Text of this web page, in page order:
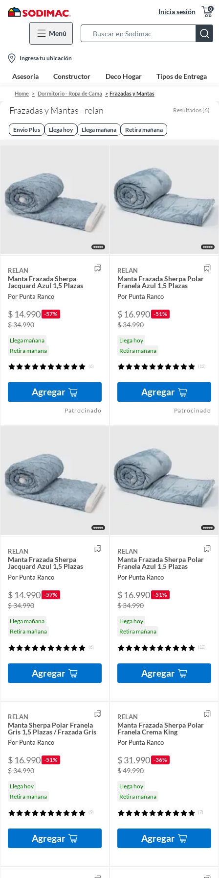
Inicia sesión 0
Menú
Bar
location-
icon
Ingresa tu ubicación
Asesoría Constructor Deco Hogar Tipos de Entrega
Home Dormitorio - Ropa de Cama Frazadas y Mantas
Frazadas y Mantas - relan Resultados (6)
Envio Plus Llega hoy Llega mañana Retira mañana
RELAN
Manta Frazada Sherpa
Jacquard Azul 1,5 Plazas
Por Punta Ranco
$ 14.990 -57%
$ 34.990
Llega mañana
Retira mañana
(6)
Agregar
Patrocinado
RELAN
Manta Frazada Sherpa Polar
Franela Azul 1,5 Plazas
Por Punta Ranco
$ 16.990 -51%
$ 34.990
Llega hoy
Retira mañana
(12)
Agregar
Patrocinado
RELAN
Manta Frazada Sherpa
Jacquard Azul 1,5 Plazas
Por Punta Ranco
$ 14.990 -57%
$ 34.990
Llega mañana
Retira mañana
(6)
Agregar
RELAN
Manta Frazada Sherpa Polar
Franela Azul 1,5 Plazas
Por Punta Ranco
$ 16.990 -51%
$ 34.990
Llega hoy
Retira mañana
(12)
Agregar
RELAN
Manta Sherpa Polar Franela
Gris 1,5 Plazas / Frazada Gris
Por Punta Ranco
$ 16.990 -51%
$ 34.990
Llega hoy
Retira mañana
(9)
Agregar
RELAN
Manta Frazada Sherpa Polar
Franela Crema King
Por Punta Ranco
$ 31.990 -36%
$ 49.990
Llega hoy
Retira mañana
(7)
Agregar